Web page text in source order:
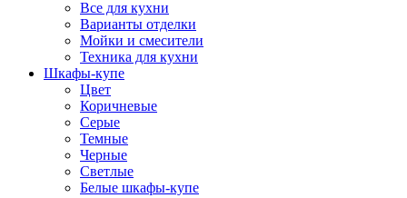
Все для кухни
Варианты отделки
Мойки и смесители
Техника для кухни
Шкафы-купе
Цвет
Коричневые
Серые
Темные
Черные
Светлые
Белые шкафы-купе